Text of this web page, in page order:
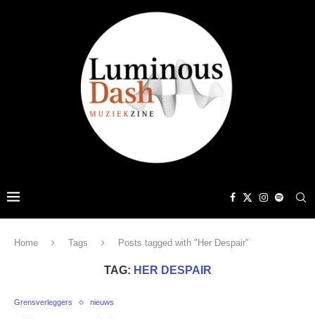
Home Tags Posts tagged with "Her Despair"
TAG: HER DESPAIR
Grensverleggers nieuws